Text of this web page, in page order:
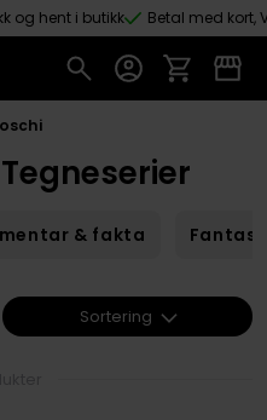
og hent i butikk Betal med kort,
& fakta Fantasy
Sortering